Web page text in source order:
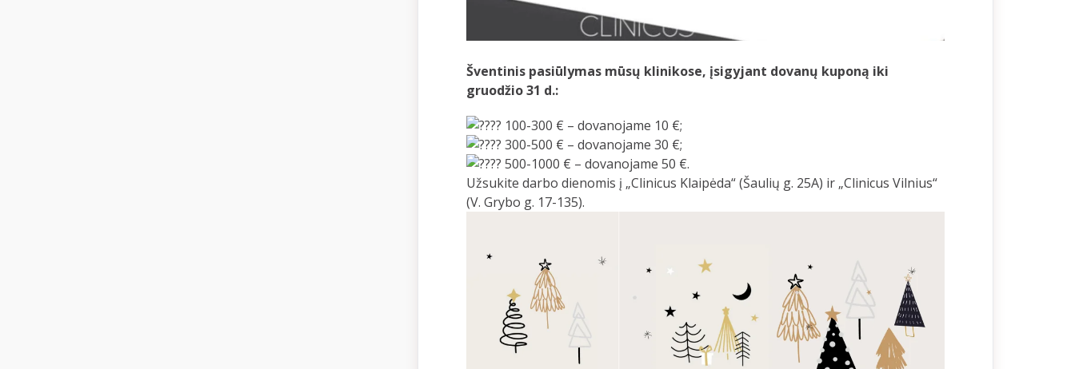
Šventinis pasiūlymas mūsų klinikose, įsigyjant dovanų kuponą iki
gruodžio 31 d.:
100-300 € – dovanojame 10 €;
300-500 € – dovanojame 30 €;
500-1000 € – dovanojame 50 €.
Užsukite darbo dienomis į „Clinicus Klaipėda“ (Šaulių g. 25A) ir „Clinicus Vilnius“
(V. Grybo g. 17-135).